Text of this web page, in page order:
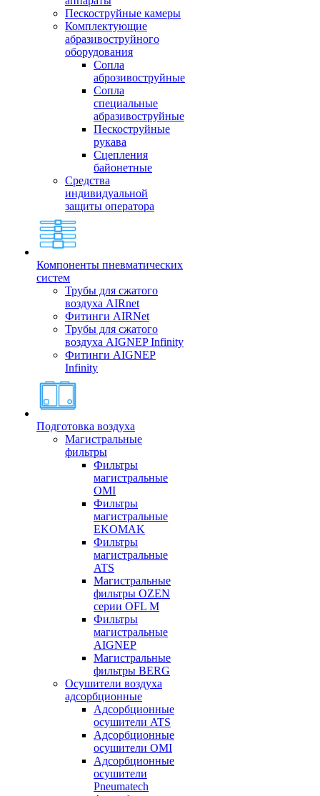
Пескоструйные камеры
Комплектующие
абразивоструйного
оборудования
Сопла
аброзивоструйные
Сопла
специальные
абразивоструйные
Пескоструйные
рукава
Сцепления
байонетные
Средства
индивидуальной
защиты оператора
Компоненты пневматических
систем
Трубы для сжатого
воздуха AIRnet
Фитинги AIRNet
Трубы для сжатого
воздуха AIGNEP Infinity
Фитинги AIGNEP
Infinity
Подготовка воздуха
Магистральные
фильтры
Фильтры
магистральные
OMI
Фильтры
магистральные
EKOMAK
Фильтры
магистральные
ATS
Магистральные
фильтры OZEN
серии OFL M
Фильтры
магистральные
AIGNEP
Магистральные
фильтры BERG
Осушители воздуха
адсорбционные
Адсорбционные
осушители ATS
Адсорбционные
осушители OMI
Адсорбционные
осушители
Pneumatech